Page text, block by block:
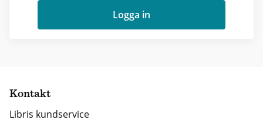
Logga in
Kontakt
Libris kundservice